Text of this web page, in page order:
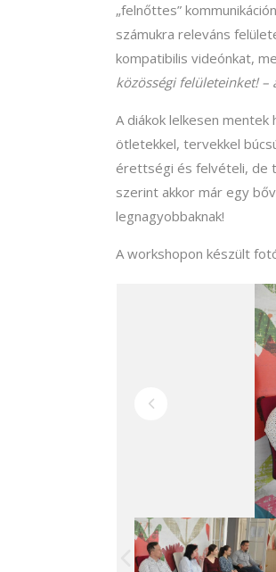
„felnőttes”
számukra releváns
kompatibilis videónkat,
közösségi felületeinket! –
A diákok lelkesen
ötletekkel, tervekkel
érettségi és felvételi, de
szerint akkor már egy
legnagyobbaknak!
A workshopon készült